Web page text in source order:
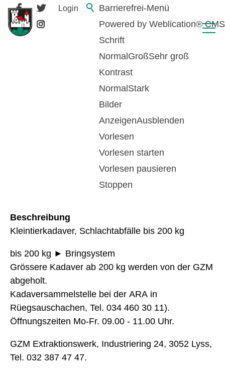
Barrierefrei-Menü
Powered by Weblication® CMS
Schrift
Normal GroßSehr groß
Kontrast
Normal Stark
Bilder
AnzeigenAusblenden
Vorlesen
Vorlesen starten
Vorlesen pausieren
Stoppen
Login
Tierkadaver
Beschreibung
Kleintierkadaver, Schlachtabfälle bis 200 kg
bis 200 kg ► Bringsystem
Grössere Kadaver ab 200 kg werden von der GZM
abgeholt.
Kadaversammelstelle bei der ARA in
Rüegsauschachen, Tel. 034 460 30 11).
Öffnungszeiten Mo-Fr. 09.00 - 11.00 Uhr.
GZM Extraktionswerk, Industriering 24, 3052 Lyss,
Tel. 032 387 47 47.